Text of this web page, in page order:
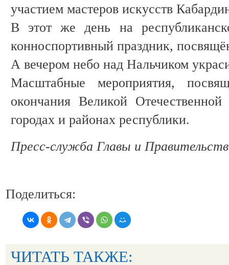
участием мастеров искусств
В этот же день на
конноспортивный праздник,
А вечером небо над Нальчиком
Масштабные мероприятия,
окончания Великой
городах и районах республики.
Пресс-служба Главы и
Поделиться:
ЧИТАТЬ ТАКЖЕ: